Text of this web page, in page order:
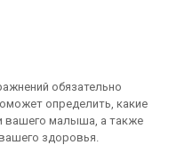
обязательно
определить, какие
вашего малыша, а также
здоровья.